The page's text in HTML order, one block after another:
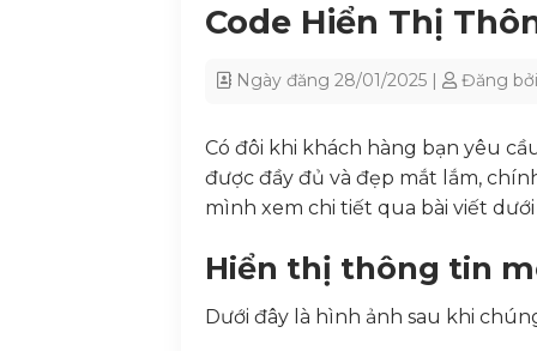
Code Hiển Thị
Ngày đăng28/01/2025 Đăng bởi
Có đôi khi khách hàng bạn yêu
được đầy đủ và đẹp mắt lắm,
mình xem chi tiết qua bài viết dưới
Hiển thị thông tin
Dưới đây là hình ảnh sau khi